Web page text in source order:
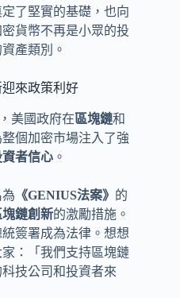
定了堅實的基礎，也向
貨幣不再是小眾的投
產類別。
來政策利好
美國政府在區塊鏈和
個加密市場注入了強
資者信心 。
《GENIUS法案》 的
塊鏈創新的激勵措施。
簽署成為法律。想想
：「我們支持區塊鏈
技公司和投資者來